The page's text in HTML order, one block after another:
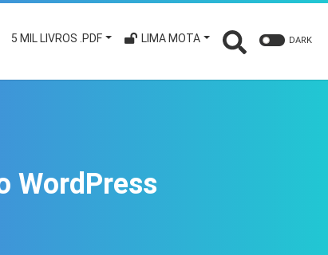
5 MIL LIVROS .PDF LIMA MOTA DARK
WordPress